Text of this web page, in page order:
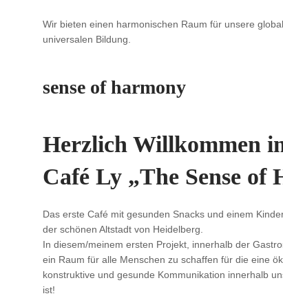
Wir bieten einen harmonischen Raum für unsere
universalen Bildung.
sense of harmony
Herzlich Willkommen
Café Ly „The Sense of
Das erste Café mit gesunden Snacks und einem
der schönen Altstadt von Heidelberg.
In diesem/meinem ersten Projekt, innerhalb der
ein Raum für alle Menschen zu schaffen für die eine
konstruktive und gesunde Kommunikation innerhalb
ist!